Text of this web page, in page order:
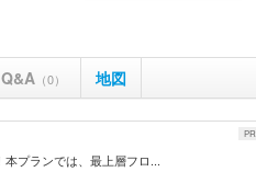
Q&A （0） 地図
PR
プランでは、最上層フロ...